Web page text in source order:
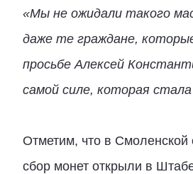
«Мы не ожидали такого
даже те граждане,
просьбе Алексей
самой силе, которая
Отметим, что в Смоленской
сбор монет открыли в